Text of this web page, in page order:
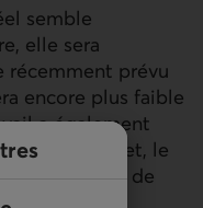
semble
elle sera
prévu
encore plus faible
a également
En effet, le
progression de
de la